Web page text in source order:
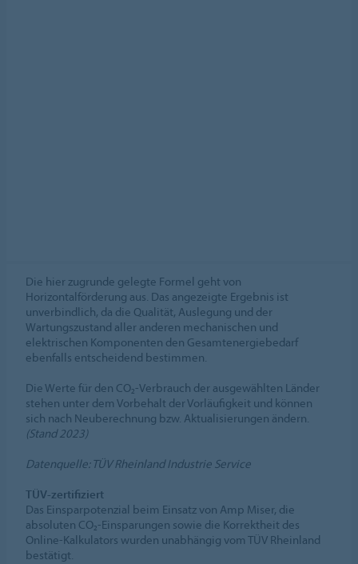
Die hier zugrunde gelegte Formel geht von
Horizontalförderung aus. Das angezeigte Ergebnis ist
unverbindlich, da die Qualität, Auslegung und der
Wartungszustand aller anderen mechanischen und
elektrischen Komponenten den Gesamtenergiebedarf
ebenfalls entscheidend bestimmen.
Die Werte für den CO₂-Verbrauch der ausgewählten Länder
stehen unter dem Vorbehalt der Vorläufigkeit und können
sich nach Neuberechnung bzw. Aktualisierungen ändern.
(Stand 2023)
Datenquelle: TÜV Rheinland Industrie Service
TÜV-zertifiziert
Das Einsparpotenzial beim Einsatz von Amp Miser, die
absoluten CO₂-Einsparungen sowie die Korrektheit des
Online-Kalkulators wurden unabhängig vom TÜV Rheinland
bestätigt.